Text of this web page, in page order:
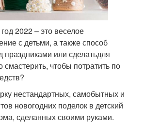
2022 – это веселое
с детьми, а также способ
праздниками или сделатьдля
смастерить, чтобы потратить по
нестандартных, самобытных и
новогодних поделок в детский
сделанных своими руками.